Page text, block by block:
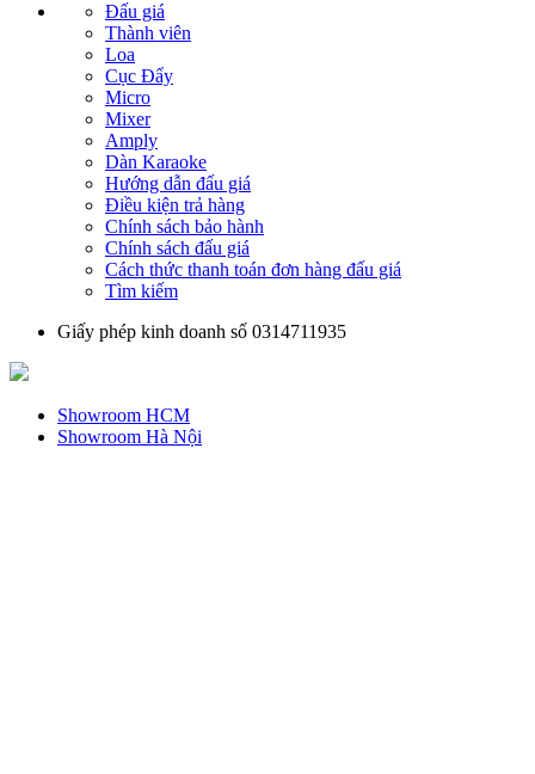
Đấu giá
Thành viên
Loa
Cục Đẩy
Micro
Mixer
Amply
Dàn Karaoke
Hướng dẫn đấu giá
Điều kiện trả hàng
Chính sách bảo hành
Chính sách đấu giá
Cách thức thanh toán đơn hàng đấu giá
Tìm kiếm
Giấy phép kinh doanh số 0314711935
Showroom HCM
Showroom Hà Nội